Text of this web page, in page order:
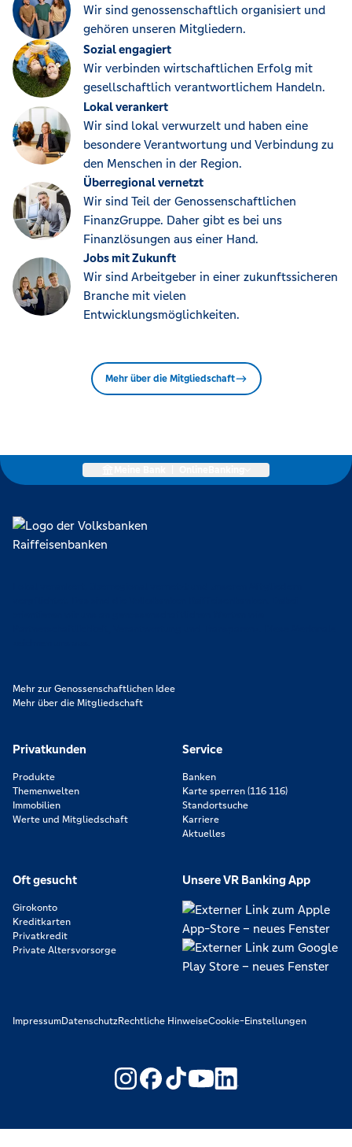
Wir sind genossenschaftlich organisiert und
gehören unseren Mitgliedern.
Sozial engagiert
Wir verbinden wirtschaftlichen Erfolg mit
gesellschaftlich verantwortlichem Handeln.
Lokal verankert
Wir sind lokal verwurzelt und haben eine
besondere Verantwortung und Verbindung zu
den Menschen in der Region.
Überregional vernetzt
Wir sind Teil der Genossenschaftlichen
FinanzGruppe. Daher gibt es bei uns
Finanzlösungen aus einer Hand.
Jobs mit Zukunft
Wir sind Arbeitgeber in einer zukunftssicheren
Branche mit vielen
Entwicklungsmöglichkeiten.
Mehr über die Mitgliedschaft
Mehr zur Genossenschaftlichen Idee
Mehr über die Mitgliedschaft
Privatkunden
Produkte
Themenwelten
Immobilien
Werte und Mitgliedschaft
Service
Banken
Karte sperren (116 116)
Standortsuche
Karriere
Aktuelles
Oft gesucht
Girokonto
Kreditkarten
Privatkredit
Private Altersvorsorge
Unsere VR Banking App
ImpressumDatenschutzRechtliche HinweiseCookie-Einstellungen
https://www.youtube.com/
https://